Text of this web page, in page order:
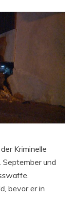
Kriminelle
September und
bevor er in